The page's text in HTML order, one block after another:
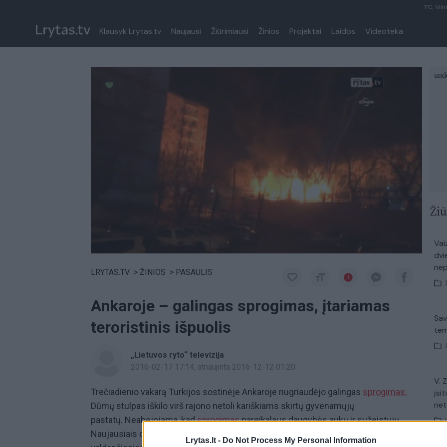
Lrytas.lt - Do Not Process My Personal Information
1°C,
Klausyk Lrytas.tv Naujausi Žiūrimiausi Žinios Projektai Laidos Videoteka
LRYTAS.TV > ŽINIOS > PASAULIS
Ankaroje – galingas sprogimas, įtariamas
teroristinis išpuolis
„Lietuvos ryto“ televizija
2016-02-17 17:14, atnaujinta 2016-12-12 01:20
Trečiadienio vakarą Turkijos sostinėje Ankaroje nugriaudėjo galingas sprogimas.
Dūmų stulpas iškilo virš rajono netoli kariškiams skirtų gyvenamųjų
pastatų. Neabejojama, kadsprogimaspareikalaus daugybės aukų ir sužeistųjų.
Naujausiais duomenimis, per nelaimę žuvo 28 žmonės, o dar apie 60 sužeisti. O
V.